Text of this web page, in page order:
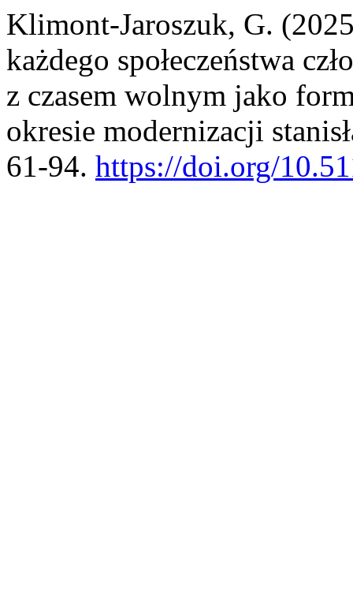
Klimont-Jaroszuk, G.
każdego społeczeństwa
z czasem wolnym jako
okresie modernizacji
61-94. https://doi.org/